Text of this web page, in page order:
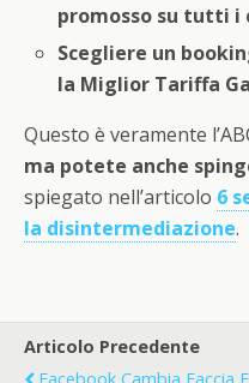
promosso su tutti i
Scegliere un
la Miglior Tariffa
Questo è veramente
ma potete anche
spiegato nell’articolo 6
la disintermediazione.
Articolo Precedente
Facebook Cambia Faccia E